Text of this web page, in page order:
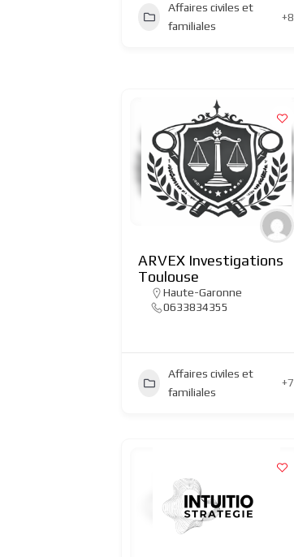
Affaires civiles et
familiales
+8
ARVEX Investigations
Toulouse
Haute-Garonne
0633834355
Affaires civiles et
familiales
+7